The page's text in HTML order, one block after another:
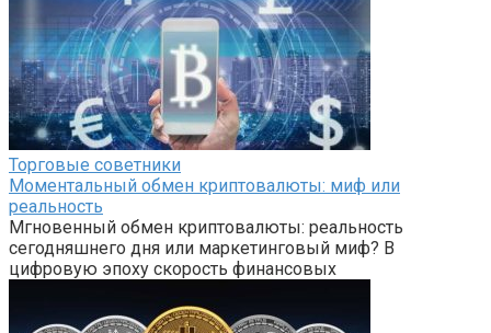
Торговые советники
Моментальный обмен криптовалюты: миф или
реальность
Мгновенный обмен криптовалюты: реальность
сегодняшнего дня или маркетинговый миф? В
цифровую эпоху скорость финансовых